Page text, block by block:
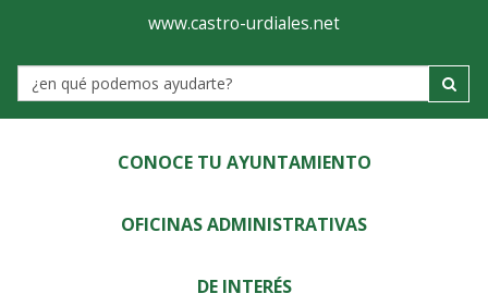
Ayuntamiento
de
Castro-
Urdiales
www.castro-urdiales.net
Label
CONOCE TU AYUNTAMIENTO
OFICINAS ADMINISTRATIVAS
DE INTERÉS